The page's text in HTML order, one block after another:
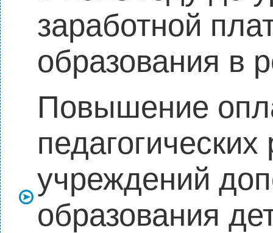
заработной
образования в
Повышение
учреждений
образования